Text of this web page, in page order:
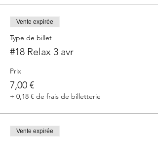
Vente expirée
Type de billet
#18 Relax 3 avr
Prix
7,00 €
+ 0,18 € de frais de billetterie
Vente expirée